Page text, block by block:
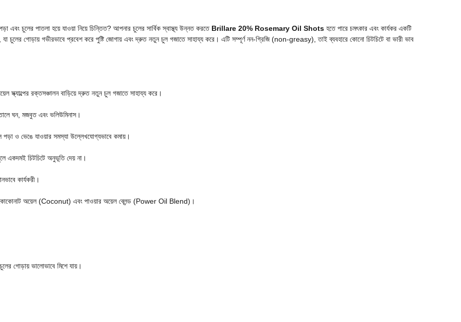
এবং চুলের পাতলা হয়ে যাওয়া নিয়ে চিন্তিত? আপনার চুলের সার্বিক স্বাস্থ্য উন্নত করতে Brillare 20% Rosemary Oil Shots হতে পারে চমৎকার এবং কার্যকর একটি
চুলের গোড়ায় গভীরভাবে প্রবেশ করে পুষ্টি জোগায় এবং দ্রুত নতুন চুল গজাতে সাহায্য করে। এটি সম্পূর্ণ নন-গ্রিজি (non-greasy), তাই ব্যবহারে কোনো চিটচিটে বা ভারী ভাব
স্ক্যাল্পের রক্তসঞ্চালন বাড়িয়ে দ্রুত নতুন চুল গজাতে সাহায্য করে।
ঘন, মজবুত এবং ভলিউমিনাস।
ও ভেঙে যাওয়ার সমস্যা উল্লেখযোগ্যভাবে কমায়।
একদমই চিটচিটে অনুভূতি দেয় না।
কার্যকরী।
অয়েল (Coconut) এবং পাওয়ার অয়েল ব্লেন্ড (Power Oil Blend)।
গোড়ায় ভালোভাবে মিশে যায়।